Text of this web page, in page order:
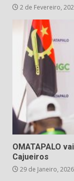
2 de Fevereiro,
OMATAPALO
Cajueiros
29 de Janeiro, 2026